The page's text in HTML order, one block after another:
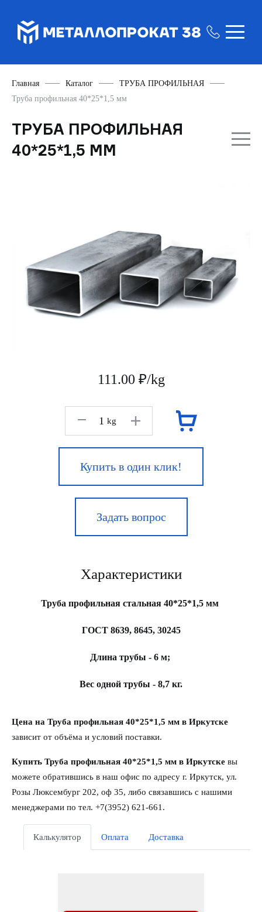
Главная Каталог
ТРУБА ПРОФИЛЬНАЯ
Труба профильная 40*25*1,5 мм
ТРУБА ПРОФИЛЬНАЯ
40*25*1,5 ММ
111.00 ₽/kg
kg
Купить в один клик!
Задать вопрос
Характеристики
Труба профильная стальная 40*25*1,5 мм
ГОСТ 8639, 8645, 30245
Длина трубы - 6 м;
Вес одной трубы - 8,7 кг.
Цена на Труба профильная 40*25*1,5 мм в Иркутске
зависит от объёма и условий поставки.
Купить Труба профильная 40*25*1,5 мм в Иркутске вы
можете обратившись в наш офис по адресу г. Иркутск, ул.
Розы Люксембург 202, оф 35, либо связавшись с нашими
менеджерами по тел. +7(3952) 621-661.
Калькулятор Оплата Доставка